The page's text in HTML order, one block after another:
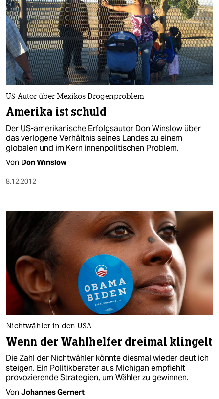
US-Autor über Mexikos Drogenproblem
Amerika ist schuld
Der US-amerikanische Erfolgsautor Don Winslow über
das verlogene Verhältnis seines Landes zu einem
globalen und im Kern innenpolitischen Problem.
Von Don Winslow
8.12.2012
Nichtwähler in den USA
Wenn der Wahlhelfer dreimal klingelt
Die Zahl der Nichtwähler könnte diesmal wieder deutlich
steigen. Ein Politikberater aus Michigan empfiehlt
provozierende Strategien, um Wähler zu gewinnen.
Von Johannes Gernert